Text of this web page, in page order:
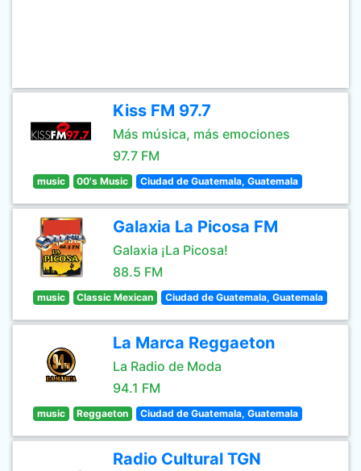
Kiss FM 97.7
Más música, más emociones
97.7 FM
music 00's Music Ciudad de Guatemala, Guatemala
Galaxia La Picosa FM
Galaxia ¡La Picosa!
88.5 FM
music Classic Mexican Ciudad de Guatemala, Guatemala
La Marca Reggaeton
La Radio de Moda
94.1 FM
music Reggaeton Ciudad de Guatemala, Guatemala
Radio Cultural TGN